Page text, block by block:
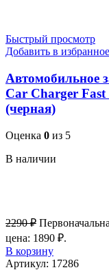
Быстрый просмотр
Добавить в избранное
Автомобильное
Car Charger
(черная)
Оценка 0 из 5
В наличии
2290₽
цена: 1890 ₽.
В корзину
Артикул: 17286